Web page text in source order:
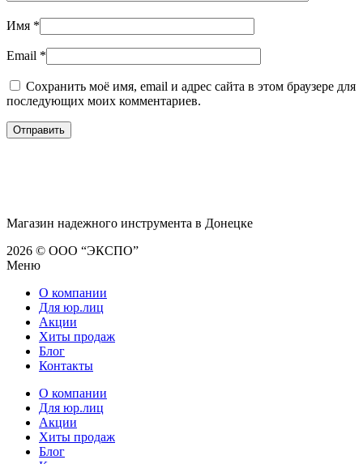
Имя *
Email *
Сохранить моё имя, email и адрес сайта в этом браузере для
последующих моих комментариев.
Магазин надежного инструмента в Донецке
2026 © ООО “ЭКСПО”
Меню
О компании
Для юр.лиц
Акции
Хиты продаж
Блог
Контакты
О компании
Для юр.лиц
Акции
Хиты продаж
Блог